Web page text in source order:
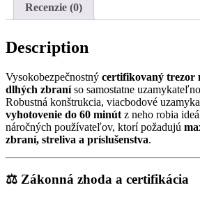
Recenzie (0)
Description
Vysokobezpečnostný certifikovaný trezor
dlhých zbraníso samostatne
Robustná konštrukcia, viacbodové
vyhotovenie do 60 minút z neho robia
náročných používateľov, ktorí požadujú
zbraní, streliva a príslušenstva.
⚖️ Zákonná zhoda a certifikácia